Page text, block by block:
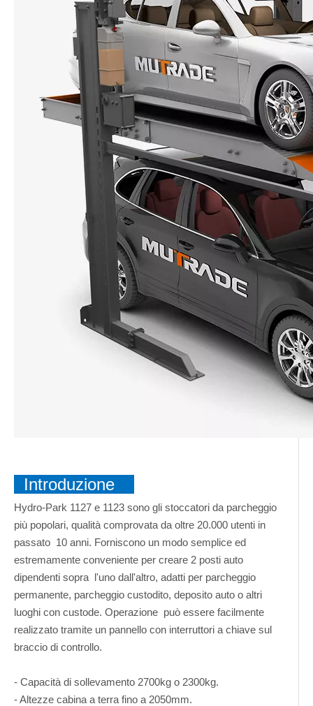
Introduzione
Hydro-Park 1127 e 1123 sono gli stoccatori da parcheggio
più popolari, qualità comprovata da oltre 20.000 utenti in
passato 10 anni. Forniscono un modo semplice ed
estremamente conveniente per creare 2 posti auto
dipendenti sopra l'uno dall'altro, adatti per parcheggio
permanente, parcheggio custodito, deposito auto o altri
luoghi con custode. Operazione può essere facilmente
realizzato tramite un pannello con interruttori a chiave sul
braccio di controllo.
- Capacità di sollevamento 2700kg o 2300kg.
- Altezze cabina a terra fino a 2050mm.